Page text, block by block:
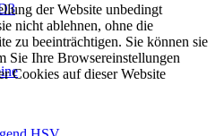
der Website unbedingt
nicht ablehnen, ohne die
zu beeinträchtigen. Sie können sie
Sie Ihre Browsereinstellungen
Cookies auf dieser Website